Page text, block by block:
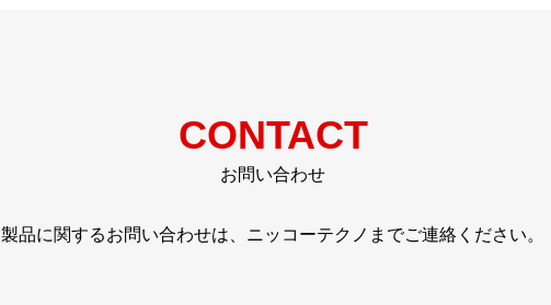
CONTACT
お問い合わせ
製品に関するお問い合わせは、ニッコーテクノまでご連絡ください。